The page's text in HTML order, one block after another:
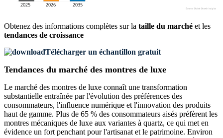
Obtenez des informations complètes sur la taille du marché et les
tendances de croissance
Télécharger un échantillon gratuit
Tendances du marché des montres de luxe
Le marché des montres de luxe connaît une transformation
substantielle entraînée par l'évolution des préférences des
consommateurs, l'influence numérique et l'innovation des produits
haut de gamme. Plus de 65 % des consommateurs aisés préfèrent les
montres mécaniques de luxe aux variantes à quartz, ce qui met en
évidence un fort penchant pour l'artisanat et le patrimoine. Environ